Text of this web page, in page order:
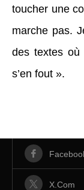
toucher une
marche pas.
des textes
s’en fout ».
X.com